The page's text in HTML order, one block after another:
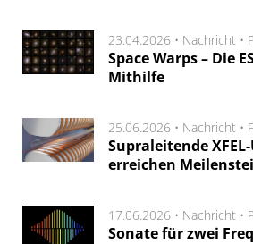
23.04.2026 • Nachricht •
Space Warps – Die
Mithilfe
25.06.2026 • Nachricht •
Supraleitende
erreichen
17.06.2026 • Nachricht •
Sonate für zwei